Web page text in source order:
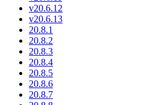
v20.6.12
v20.6.13
20.8.1
20.8.2
20.8.3
20.8.4
20.8.5
20.8.6
20.8.7